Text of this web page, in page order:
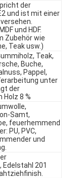
der
und ist mit einer
und HDF.
Zubehör wie
Teak usw.)
Teak,
Buche,
Pappel,
unter
der
8 %
Samt,
feuerhemmend
PU, PVC,
und
201